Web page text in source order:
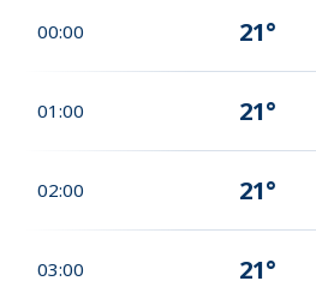
00:00 21°
01:00 21°
02:00 21°
03:00 21°